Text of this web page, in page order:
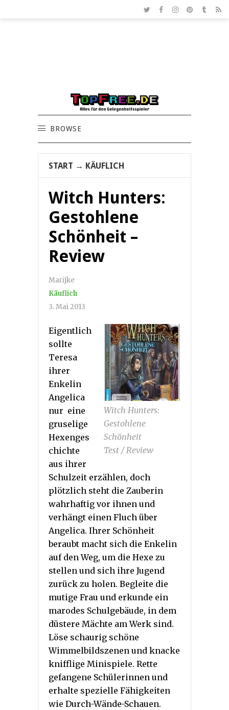
BROWSE
START → KÄUFLICH
Witch Hunters:
Gestohlene
Schönheit –
Review
Marijke
Käuflich
3. Mai 2013
Witch Hunters:
Gestohlene
Schönheit
Test / Review
Eigentlich
sollte
Teresa
ihrer
Enkelin
Angelica
nur eine
gruselige
Hexenges
chichte
aus ihrer
Schulzeit erzählen, doch
plötzlich steht die Zauberin
wahrhaftig vor ihnen und
verhängt einen Fluch über
Angelica. Ihrer Schönheit
beraubt macht sich die Enkelin
auf den Weg, um die Hexe zu
stellen und sich ihre Jugend
zurück zu holen. Begleite die
mutige Frau und erkunde ein
marodes Schulgebäude, in dem
düstere Mächte am Werk sind.
Löse schaurig schöne
Wimmelbildszenen und knacke
knifflige Minispiele. Rette
gefangene Schülerinnen und
erhalte spezielle Fähigkeiten
wie Durch-Wände-Schauen.